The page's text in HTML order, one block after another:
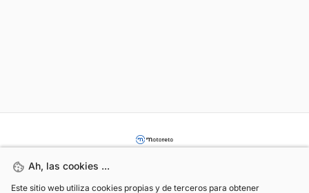
Ah, las cookies ...
Este sitio web utiliza cookies propias y de terceros para obtener
Ah, las cookies ...
Este sitio web utiliza cookies propias y de terceros para obtener